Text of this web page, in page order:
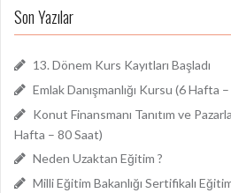
Son Yazılar
13. Dönem Kurs Kayıtları Başladı
Emlak Danışmanlığı Kursu (6 Hafta
Konut Finansmanı Tanıtım ve
Hafta – 80 Saat)
Neden Uzaktan Eğitim ?
Milli Eğitim Bakanlığı Sertifikalı